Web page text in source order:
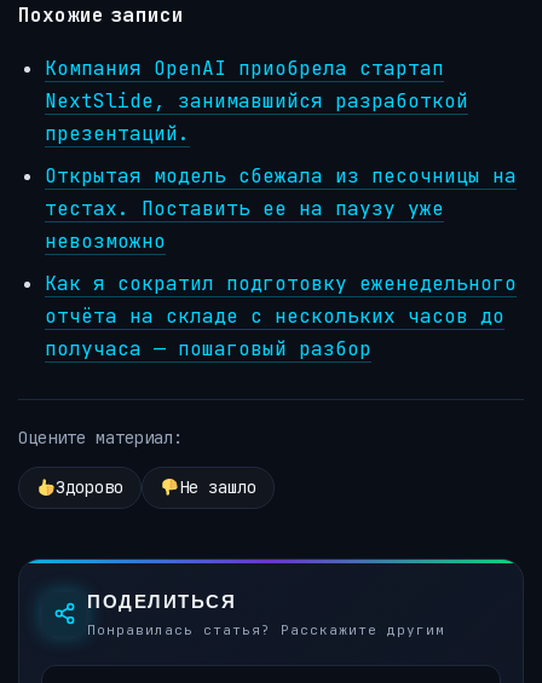
Похожие записи
Компания OpenAI приобрела стартап
NextSlide, занимавшийся разработкой
презентаций.
Открытая модель сбежала из песочницы на
тестах. Поставить ее на паузу уже
невозможно
Как я сократил подготовку еженедельного
отчёта на складе с нескольких часов до
получаса — пошаговый разбор
Оцените материал:
Здорово Не зашло
ПОДЕЛИТЬСЯ
Понравилась статья? Расскажите другим